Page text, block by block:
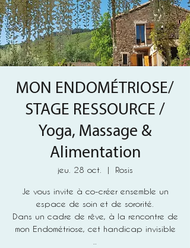
MON ENDOMÉTRIOSE/
STAGE RESSOURCE /
Yoga, Massage &
Alimentation
jeu. 28 oct.
  |
Rosis
Je vous invite à co-créer ensemble un
espace de soin et de sororité.
Dans un cadre de rêve, à la rencontre de
mon Endométriose, cet handicap invisible